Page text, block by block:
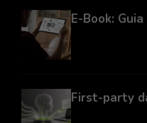
E-Book:
First-party